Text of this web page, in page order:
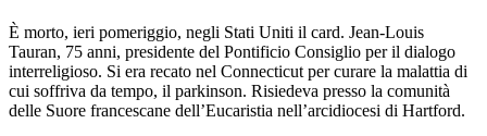
È morto, ieri pomeriggio, negli Stati Uniti il card. Jean-Louis
Tauran, 75 anni, presidente del Pontificio Consiglio per il dialogo
interreligioso. Si era recato nel Connecticut per curare la malattia di
cui soffriva da tempo, il parkinson. Risiedeva presso la comunità
delle Suore francescane dell’Eucaristia nell’arcidiocesi di Hartford.